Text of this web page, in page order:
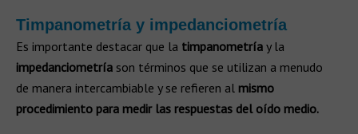
Timpanometría y impedanciometría
Es importante destacar que la timpanometría y la
impedanciometría son términos que se utilizan a menudo
de manera intercambiable y se refieren al mismo
procedimiento para medir las respuestas del oído medio.